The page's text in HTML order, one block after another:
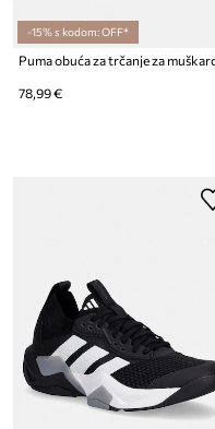
-15% s kodom: OFF*
78,99 €